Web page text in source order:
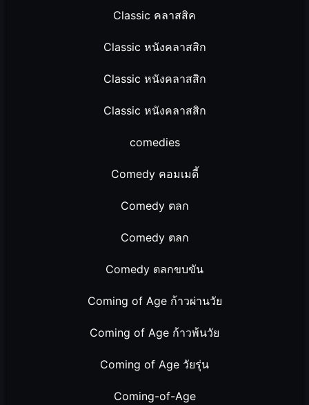
Classic คลาสสิค
Classic หนังคลาสสิก
Classic หนังคลาสสิก
Classic หนังคลาสสิก
comedies
Comedy คอมเมดี้
Comedy ตลก
Comedy ตลก
Comedy ตลกขบขัน
Coming of Age ก้าวผ่านวัย
Coming of Age ก้าวพ้นวัย
Coming of Age วัยรุ่น
Coming-of-Age